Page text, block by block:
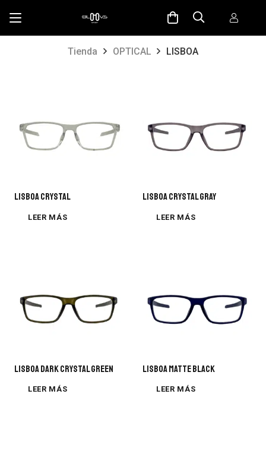
Tienda OPTICAL LISBOA
Lisboa Crystal
LEER MÁS
Lisboa Crystal Gray
LEER MÁS
LISBOA DARK CRYSTAL GREEN
LEER MÁS
Lisboa Matte Black
LEER MÁS